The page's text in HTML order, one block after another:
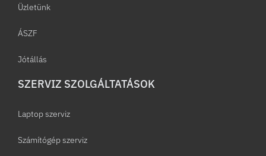
Üzletünk
ÁSZF
Jótállás
SZERVIZ SZOLGÁLTATÁSOK
Laptop szerviz
Számítógép szerviz